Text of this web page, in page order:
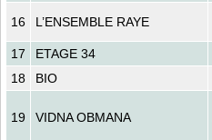
16 L’ENSEMBLE RAYE
17 ETAGE 34
18
BIO
19 VIDNA OBMANA